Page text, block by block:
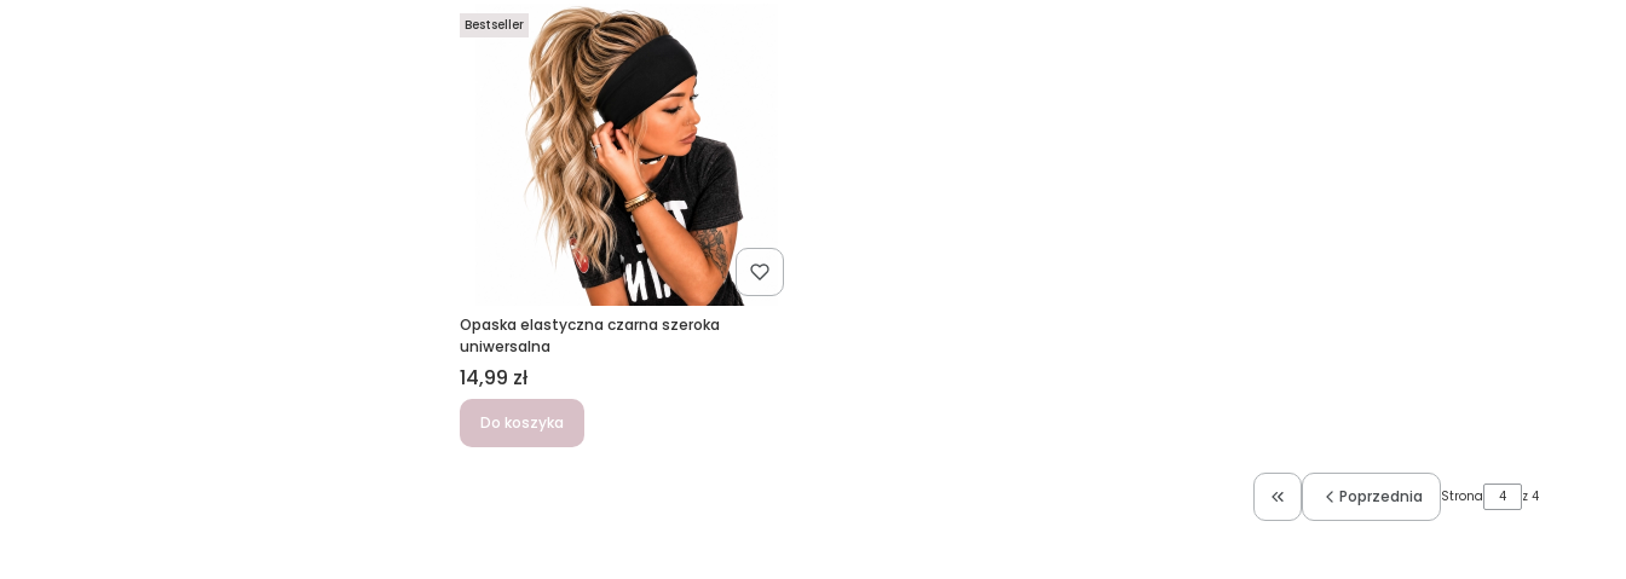
Bestseller
Opaska elastyczna czarna szeroka
uniwersalna
Cena
14,99 zł
Do koszyka
Wróć do pierwszej strony z produktami
Poprzednia Strona z 4